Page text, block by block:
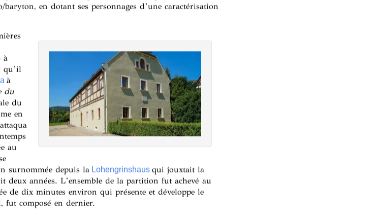
en dotant ses personnages d’une caractérisation
à
qu’il
à
du
du
en
au
surnommée depuis la Lohengrinshausqui jouxtait la
années. L’ensemble de la partition fut achevé au
de dix minutes environ qui présente et développe le
fut composé en dernier.